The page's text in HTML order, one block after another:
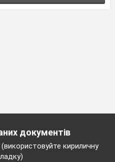
документів
кириличну